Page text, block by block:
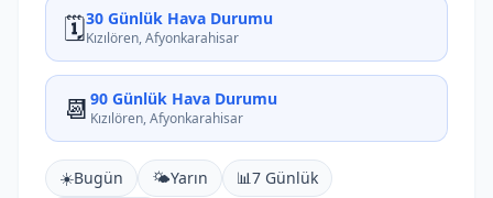
🗓️30 Günlük Hava Durumu
Kızılören, Afyonkarahisar
📆 90 Günlük Hava Durumu
Kızılören, Afyonkarahisar
☀️Bugün 🌤️Yarın 📊7 Günlük